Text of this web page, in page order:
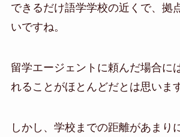
できるだけ語学学校の近くで、拠
いですね。
留学エージェントに頼んだ場合に
れることがほとんどだとは思います
しかし、学校までの距離があまり